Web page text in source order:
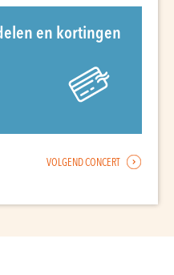
en kortingen
VOLGEND CONCERT